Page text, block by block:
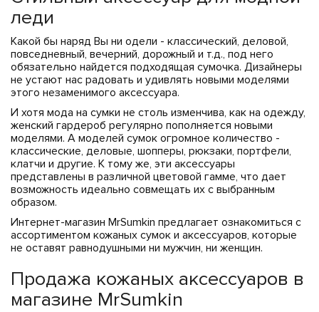
Показать все
Показать все
ЧЕХЛЫ ДЛЯ НОУТБУКОВ
Показать все
леди
Какой бы наряд Вы ни одели - классический, деловой,
повседневный, вечерний, дорожный и т.д., под него
обязательно найдется подходящая сумочка. Дизайнеры
не устают нас радовать и удивлять новыми моделями
этого незаменимого аксессуара.
И хотя мода на сумки не столь изменчива, как на одежду,
женский гардероб регулярно пополняется новыми
моделями. А моделей сумок огромное количество -
классические, деловые, шопперы, рюкзаки, портфели,
клатчи и другие. К тому же, эти аксессуары
представлены в различной цветовой гамме, что дает
возможность идеально совмещать их с выбранным
образом.
Интернет-магазин MrSumkin предлагает ознакомиться с
ассортиментом кожаных сумок и аксессуаров, которые
не оставят равнодушными ни мужчин, ни женщин.
Продажа кожаных аксессуаров в
магазине MrSumkin